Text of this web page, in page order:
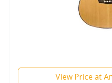
View Price at